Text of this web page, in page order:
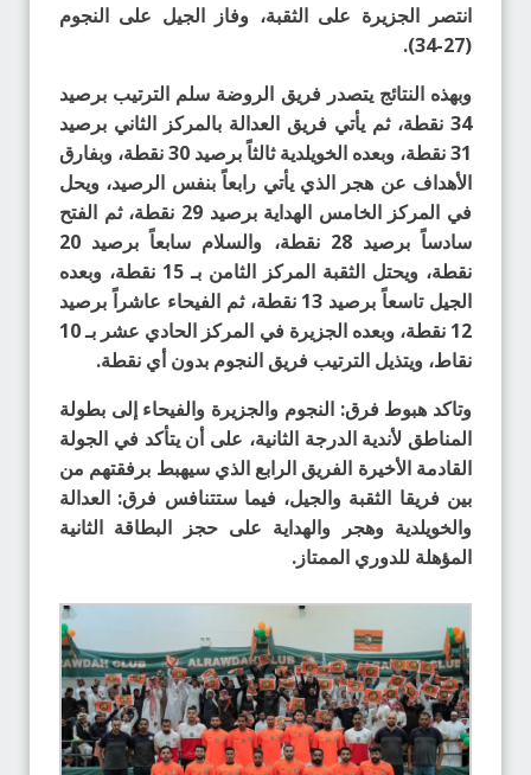
انتصر الجزيرة على الثقبة، وفاز الجيل على النجوم
(27-34).
وبهذه النتائج يتصدر فريق الروضة سلم الترتيب برصيد
34 نقطة، ثم يأتي فريق العدالة بالمركز الثاني برصيد
31 نقطة، وبعده الخويلدية ثالثاً برصيد 30 نقطة، وبفارق
الأهداف عن هجر الذي يأتي رابعاً بنفس الرصيد، ويحل
في المركز الخامس الهداية برصيد 29 نقطة، ثم الفتح
سادساً برصيد 28 نقطة، والسلام سابعاً برصيد 20
نقطة، ويحتل الثقبة المركز الثامن بـ 15 نقطة، وبعده
الجيل تاسعاً برصيد 13 نقطة، ثم الفيحاء عاشراً برصيد
12 نقطة، وبعده الجزيرة في المركز الحادي عشر بـ 10
نقاط، ويتذيل الترتيب فريق النجوم بدون أي نقطة.
وتاكد هبوط فرق: النجوم والجزيرة والفيحاء إلى بطولة
المناطق لأندية الدرجة الثانية، على أن يتأكد في الجولة
القادمة الأخيرة الفريق الرابع الذي سيهبط برفقتهم من
بين فريقا الثقبة والجيل، فيما ستتنافس فرق: العدالة
والخويلدية وهجر والهداية على حجز البطاقة الثانية
المؤهلة للدوري الممتاز.